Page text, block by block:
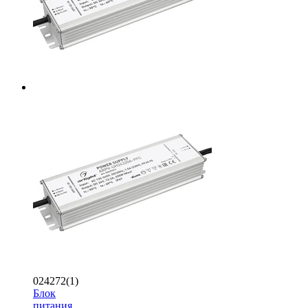
024272(1)
Блок
питания